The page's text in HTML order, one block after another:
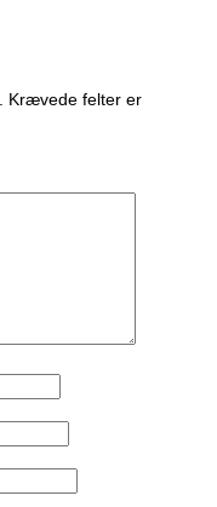
Krævede felter er